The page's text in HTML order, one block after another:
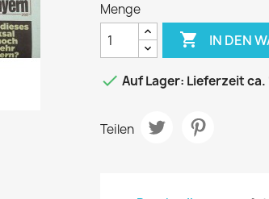
Oldtimer Markt
Programmhefte Rennen
PS das Sport Motorrad
Rallye Racing
Menge
 IN DEN
 Auf Lager: Lieferzeit ca.
Teilen